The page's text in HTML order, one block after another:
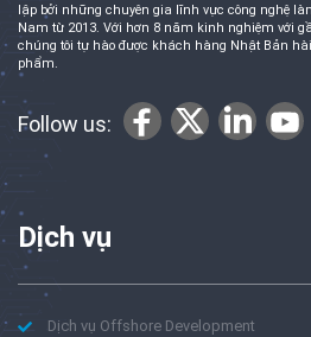
lập bởi những chuyên gia lĩnh vực công nghệ
Nam từ 2013. Với hơn 8 năm kinh nghiệm với
chúng tôi tự hào được khách hàng Nhật Bản
phẩm.
Follow us:
Dịch vụ
Dịch vụ Offshore Development